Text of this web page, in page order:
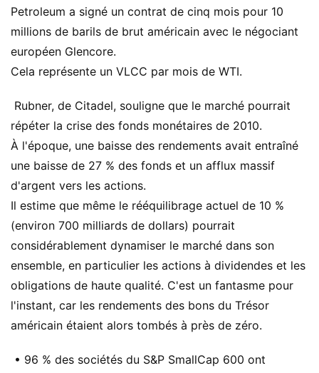
Petroleum a signé un contrat de cinq mois pour 10
millions de barils de brut américain avec le négociant
européen Glencore.
Cela représente un VLCC par mois de WTI.
Rubner, de Citadel, souligne que le marché pourrait
répéter la crise des fonds monétaires de 2010.
À l'époque, une baisse des rendements avait entraîné
une baisse de 27 % des fonds et un afflux massif
d'argent vers les actions.
Il estime que même le rééquilibrage actuel de 10 %
(environ 700 milliards de dollars) pourrait
considérablement dynamiser le marché dans son
ensemble, en particulier les actions à dividendes et les
obligations de haute qualité. C'est un fantasme pour
l'instant, car les rendements des bons du Trésor
américain étaient alors tombés à près de zéro.
• 96 % des sociétés du S&P SmallCap 600 ont